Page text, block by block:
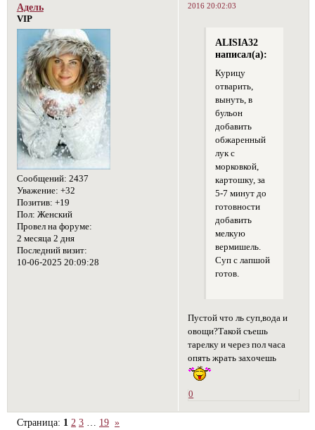
2016 20:02:03
Адель
VIP
Сообщений: 2437
Уважение: +32
Позитив: +19
Пол: Женский
Провел на форуме:
2 месяца 2 дня
Последний визит:
10-06-2025 20:09:28
ALISIA32
написал(а):
Курицу
отварить,
вынуть, в
бульон
добавить
обжаренный
лук с
морковкой,
картошку, за
5-7 минут до
готовности
добавить
мелкую
вермишель.
Суп с лапшой
готов.
Пустой что ль суп,вода и
овощи?Такой съешь
тарелку и через пол часа
опять жрать захочешь
0
Страница: 1 2 3 19 »